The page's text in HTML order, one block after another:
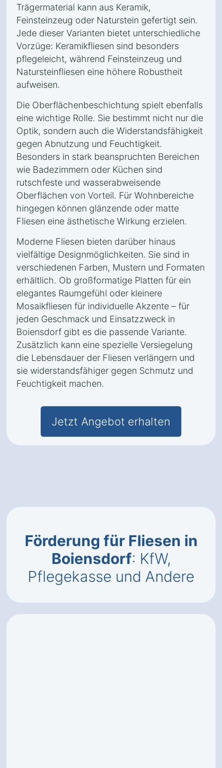
Trägermaterial kann aus Keramik,
Feinsteinzeug oder Naturstein gefertigt sein.
Jede dieser Varianten bietet unterschiedliche
Vorzüge: Keramikfliesen sind besonders
pflegeleicht, während Feinsteinzeug und
Natursteinfliesen eine höhere Robustheit
aufweisen.
Die Oberflächenbeschichtung spielt ebenfalls
eine wichtige Rolle. Sie bestimmt nicht nur die
Optik, sondern auch die Widerstandsfähigkeit
gegen Abnutzung und Feuchtigkeit.
Besonders in stark beanspruchten Bereichen
wie Badezimmern oder Küchen sind
rutschfeste und wasserabweisende
Oberflächen von Vorteil. Für Wohnbereiche
hingegen können glänzende oder matte
Fliesen eine ästhetische Wirkung erzielen.
Moderne Fliesen bieten darüber hinaus
vielfältige Designmöglichkeiten. Sie sind in
verschiedenen Farben, Mustern und Formaten
erhältlich. Ob großformatige Platten für ein
elegantes Raumgefühl oder kleinere
Mosaikfliesen für individuelle Akzente – für
jeden Geschmack und Einsatzzweck in
Boiensdorf gibt es die passende Variante.
Zusätzlich kann eine spezielle Versiegelung
die Lebensdauer der Fliesen verlängern und
sie widerstandsfähiger gegen Schmutz und
Feuchtigkeit machen.
Jetzt Angebot erhalten
Förderung für Fliesen in
Boiensdorf: KfW,
Pflegekasse und Andere